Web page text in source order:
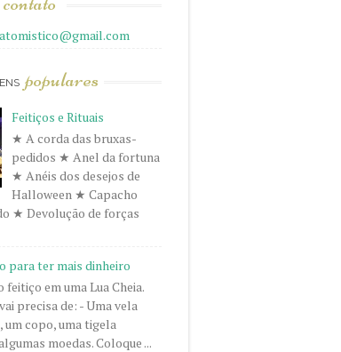
populares
Feitiços e Rituais
★ A corda das bruxas-
pedidos ★ Anel da fortuna
★ Anéis dos desejos de
Halloween ★ Capacho
★ Devolução de forças
para ter mais dinheiro
feitiço em uma Lua Cheia.
precisa de: - Uma vela
um copo, uma tigela
moedas. Coloque ...